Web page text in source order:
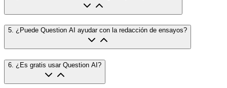
5. ¿Puede Question AI ayudar con la redacción de ensayos?
6 ¿Es gratis usar Question AI?